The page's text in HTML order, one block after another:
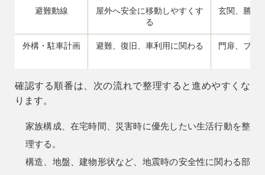
避難動線
屋外へ安全に移動しやすくす
る
玄関、勝手
外構・駐車計画 避難、復旧、車利用に関わる
門扉、ブロ
確認する順番は、次の流れで整理すると進めやすくな
ります。
家族構成、在宅時間、災害時に優先したい生活行動を整
理する。
構造、地盤、建物形状など、地震時の安全性に関わる部
注文住宅
0120-70-1212
0120-37-7611